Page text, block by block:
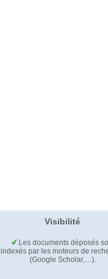
Visibilité
Les documents déposés
indexés par les moteurs de
(Google Scholar,…).